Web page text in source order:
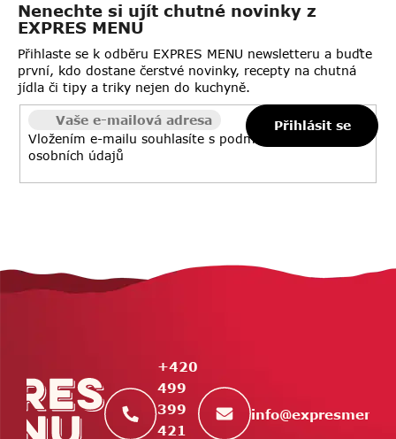
Nenechte si ujít chutné novinky z
EXPRES MENU
Přihlaste se k odběru EXPRES MENU newsletteru a buďte
první, kdo dostane čerstvé novinky, recepty na chutná
jídla či tipy a triky nejen do kuchyně.
Vložením e-mailu souhlasíte s podmínkami ochrany
osobních údajů
Přihlásit se
Z
á
+420
499
399
421
info@